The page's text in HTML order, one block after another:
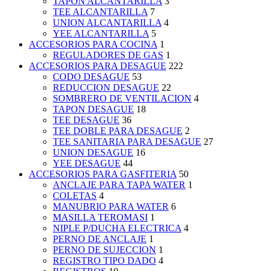
TEE ALCANTARILLA 7
UNION ALCANTARILLA 4
YEE ALCANTARILLA 5
ACCESORIOS PARA COCINA 1
REGULADORES DE GAS 1
ACCESORIOS PARA DESAGUE 222
CODO DESAGUE 53
REDUCCION DESAGUE 22
SOMBRERO DE VENTILACION 4
TAPON DESAGUE 18
TEE DESAGUE 36
TEE DOBLE PARA DESAGUE 2
TEE SANITARIA PARA DESAGUE 27
UNION DESAGUE 16
YEE DESAGUE 44
ACCESORIOS PARA GASFITERIA 50
ANCLAJE PARA TAPA WATER 1
COLETAS 4
MANUBRIO PARA WATER 6
MASILLA TEROMASI 1
NIPLE P/DUCHA ELECTRICA 4
PERNO DE ANCLAJE 1
PERNO DE SUJECCION 1
REGISTRO TIPO DADO 4